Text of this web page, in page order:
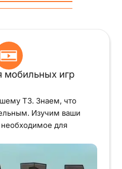
мобильных игр
ТЗ. Знаем, что
Изучим ваши
для